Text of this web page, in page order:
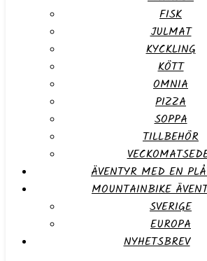
FISK
JULMAT
KYCKLING
KÖTT
OMNIA
PIZZA
SOPPA
TILLBEHÖR
ÄVENTYR MED EN
MOUNTAINBIKE
SVERIGE
EUROPA
NYHETSBREV